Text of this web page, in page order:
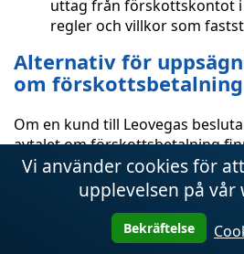
uttag från förskottskontot
regler och villkor som
Alternativ för
om förskottsbetalning
Om en kund till Leovegas
avtalet om förskottsbetalning
för att lösa denna situation:
Ensidig uppsägning av
upp avtalet om
när som helst innan
Vi använder cookies för
upplevelsen på vår
Bekräftelse